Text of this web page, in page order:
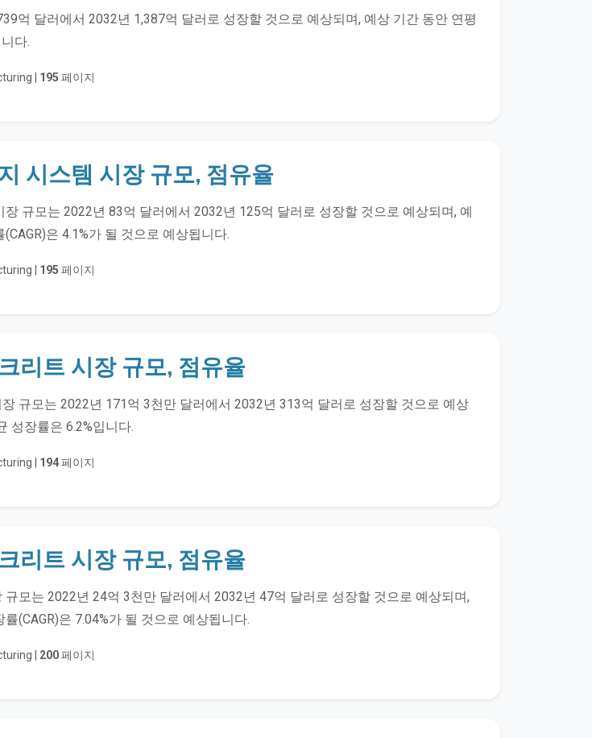
억 달러에서 2032년 1,387억 달러로 성장할 것으로 예상되며, 예상 기간 동안 연평
다.
| 195 페이지
시스템 시장 규모, 점유율
규모는 2022년 83억 달러에서 2032년 125억 달러로 성장할 것으로 예상되며, 예
은 4.1%가 될 것으로 예상됩니다.
| 195 페이지
리트 시장 규모, 점유율
규모는 2022년 171억 3천만 달러에서 2032년 313억 달러로 성장할 것으로 예상
성장률은 6.2%입니다.
| 194페이지
리트 시장 규모, 점유율
규모는 2022년 24억 3천만 달러에서 2032년 47억 달러로 성장할 것으로 예상되며,
(CAGR)은 7.04%가 될 것으로 예상됩니다.
| 200페이지